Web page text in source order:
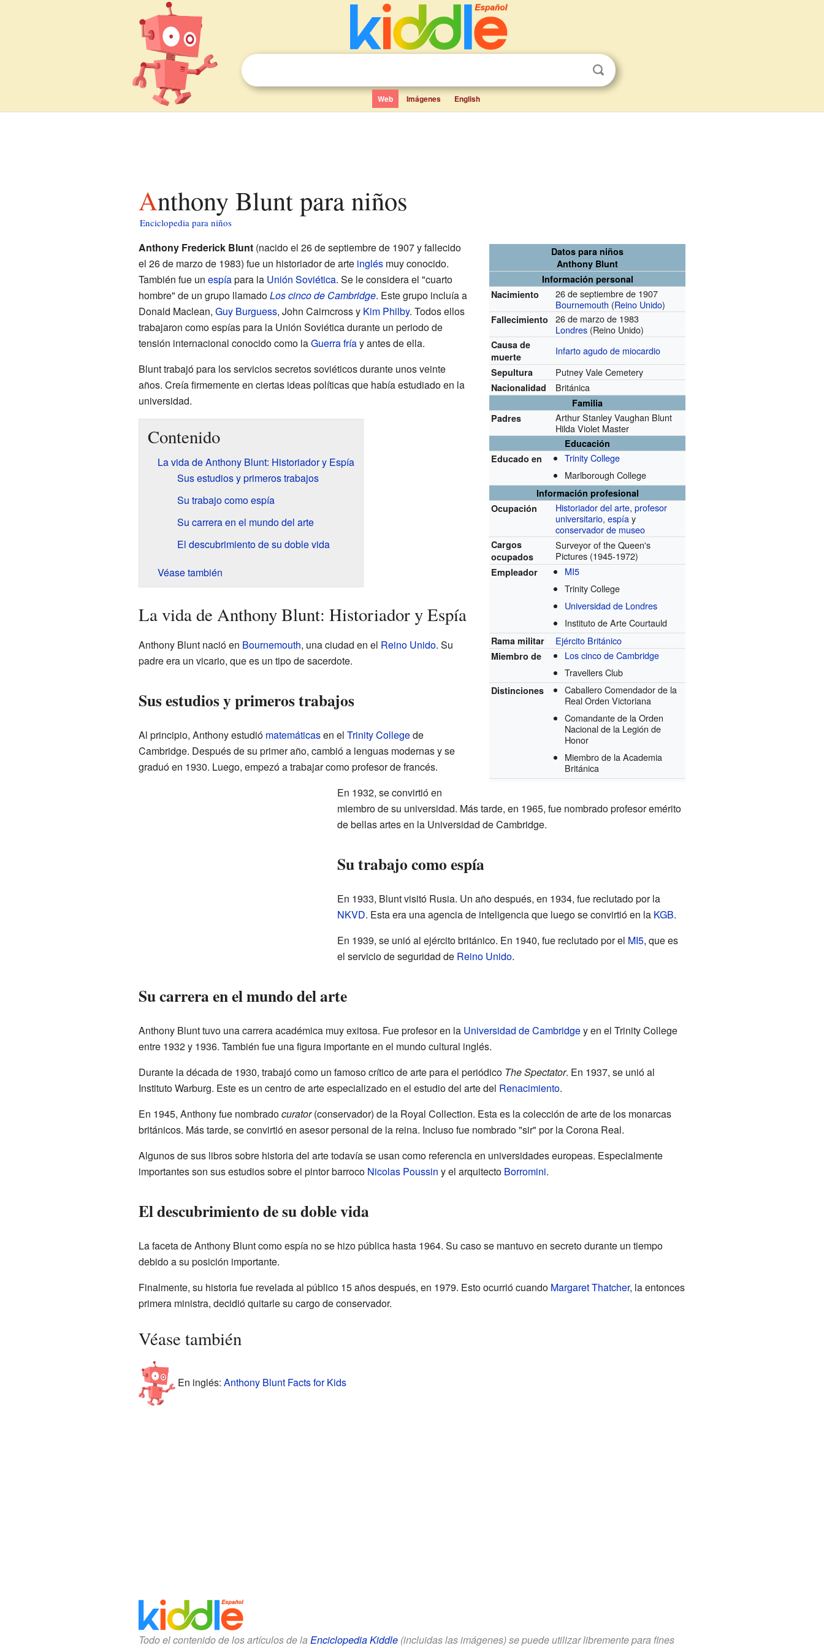
Web Imágenes English
Anthony Blunt para niños
Enciclopedia para niños
Datos para niños
Anthony Blunt
Información personal
Nacimiento
26 de septiembre de 1907
Bournemouth (Reino Unido)
Fallecimiento
26 de marzo de 1983
Londres (Reino Unido)
Causa de
muerte
Infarto agudo de miocardio
Sepultura Putney Vale Cemetery
Nacionalidad Británica
Familia
Padres
Arthur Stanley Vaughan Blunt
Hilda Violet Master
Educación
Educado en
Trinity College
Marlborough College
Información profesional
Ocupación
Historiador del arte,profesor
universitario,espíay
conservador de museo
Cargos
ocupados
Surveyor of the Queen's
Pictures (1945-1972)
Empleador
MI5
Trinity College
Universidad de Londres
Instituto de Arte Courtauld
Rama militar Ejército Británico
Miembro de
Los cinco de Cambridge
Travellers Club
Distinciones
Caballero Comendador de la
Real Orden Victoriana
Comandante de la Orden
Nacional de la Legión de
Honor
Miembro de la Academia
Británica
Anthony Frederick Blunt(nacido el 26 de septiembre de 1907 y fallecido
el 26 de marzo de 1983) fue un historiador de arte inglésmuy conocido.
También fue un espíapara la Unión Soviética. Se le considera el "cuarto
hombre" de un grupo llamadoLos cinco de Cambridge. Este grupo incluía a
Donald Maclean, Guy Burguess, John Cairncross y Kim Philby. Todos ellos
trabajaron como espías para la Unión Soviética durante un periodo de
tensión internacional conocido como laGuerra fríay antes de ella.
Blunt trabajó para los servicios secretos soviéticos durante unos veinte
años. Creía firmemente en ciertas ideas políticas que había estudiado en la
universidad.
Contenido
La vida de Anthony Blunt: Historiador y Espía
Sus estudios y primeros trabajos
Su trabajo como espía
Su carrera en el mundo del arte
El descubrimiento de su doble vida
Véase también
La vida de Anthony Blunt: Historiador y Espía
Anthony Blunt nació en Bournemouth, una ciudad en el Reino Unido. Su
padre era un vicario, que es un tipo de sacerdote.
Sus estudios y primeros trabajos
Al principio, Anthony estudió matemáticasen el Trinity Collegede
Cambridge. Después de su primer año, cambió a lenguas modernas y se
graduó en 1930. Luego, empezó a trabajar como profesor de francés.
En 1932, se convirtió en
miembro de su universidad. Más tarde, en 1965, fue nombrado profesor emérito
de bellas artes en la Universidad de Cambridge.
Su trabajo como espía
En 1933, Blunt visitó Rusia. Un año después, en 1934, fue reclutado por la
NKVD. Esta era una agencia de inteligencia que luego se convirtió en la KGB.
En 1939, se unió al ejército británico. En 1940, fue reclutado por el MI5, que es
el servicio de seguridad de Reino Unido.
Su carrera en el mundo del arte
Anthony Blunt tuvo una carrera académica muy exitosa. Fue profesor en la Universidad de Cambridgey en el Trinity College
entre 1932 y 1936. También fue una figura importante en el mundo cultural inglés.
Durante la década de 1930, trabajó como un famoso crítico de arte para el periódico The Spectator. En 1937, se unió al
Instituto Warburg. Este es un centro de arte especializado en el estudio del arte del Renacimiento.
En 1945, Anthony fue nombradocurator(conservador) de la Royal Collection. Esta es la colección de arte de los monarcas
británicos. Más tarde, se convirtió en asesor personal de la reina. Incluso fue nombrado "sir" por la Corona Real.
Algunos de sus libros sobre historia del arte todavía se usan como referencia en universidades europeas. Especialmente
importantes son sus estudios sobre el pintor barroco Nicolas Poussin y el arquitecto Borromini.
El descubrimiento de su doble vida
La faceta de Anthony Blunt como espía no se hizo pública hasta 1964. Su caso se mantuvo en secreto durante un tiempo
debido a su posición importante.
Finalmente, su historia fue revelada al público 15 años después, en 1979. Esto ocurrió cuando Margaret Thatcher, la entonces
primera ministra, decidió quitarle su cargo de conservador.
Véase también
En inglés: Anthony Blunt Facts for Kids
Todo el contenido de los artículos de la Enciclopedia Kiddle(incluidas las imágenes) se puede utilizar libremente para fines